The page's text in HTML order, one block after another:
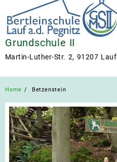
Grundschule II
Martin-Luther-Str. 2, 91207 Lauf
Home Betzenstein